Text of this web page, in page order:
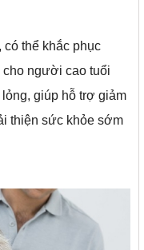
thể khắc phục
cho người cao tuổi
giúp hỗ trợ giảm
thiện sức khỏe sớm